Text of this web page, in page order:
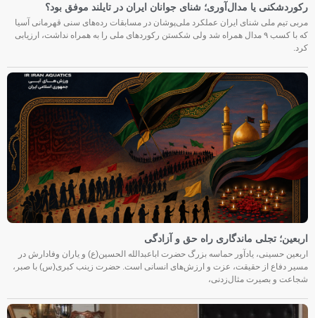
رکوردشکنی یا مدال‌آوری؛ شنای جوانان ایران در تایلند موفق بود؟
مربی تیم ملی شنای ایران عملکرد ملی‌پوشان در مسابقات رده‌های سنی قهرمانی آسیا
که با کسب ۹ مدال همراه شد ولی شکستن رکوردهای ملی را به همراه نداشت، ارزیابی
کرد.
اربعین؛ تجلی ماندگاری راه حق و آزادگی
اربعین حسینی، یادآور حماسه بزرگ حضرت اباعبدالله الحسین(ع) و یاران وفادارش در
مسیر دفاع از حقیقت، عزت و ارزش‌های انسانی است. حضرت زینب کبری(س) با صبر،
شجاعت و بصیرت مثال‌زدنی،